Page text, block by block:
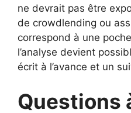
ne devrait pas être
de crowdlending ou
correspond à une
l’analyse devient
écrit à l’avance et un
Questions